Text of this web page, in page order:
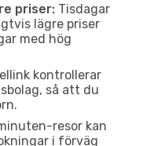
priser: Tisdagar
lägre priser
med hög
kontrollerar
så att du
resor kan
i förväg